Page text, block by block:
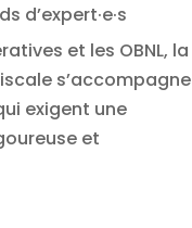
d’expert·e·s
et les OBNL, la
s’accompagne
exigent une
et